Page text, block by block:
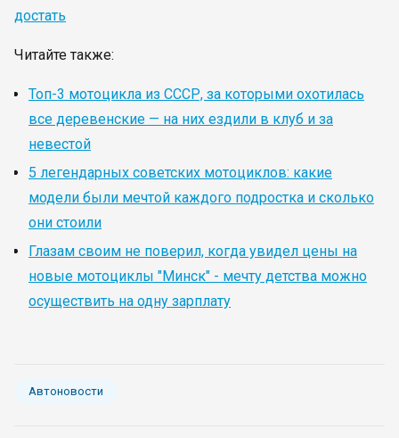
достать
Читайте также:
Топ-3 мотоцикла из СССР, за которыми охотилась
все деревенские — на них ездили в клуб и за
невестой
5 легендарных советских мотоциклов: какие
модели были мечтой каждого подростка и сколько
они стоили
Глазам своим не поверил, когда увидел цены на
новые мотоциклы "Минск" - мечту детства можно
осуществить на одну зарплату
Автоновости